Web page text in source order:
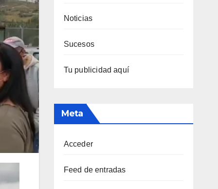
Noticias
Sucesos
Tu publicidad aquí
Meta
Acceder
Feed de entradas